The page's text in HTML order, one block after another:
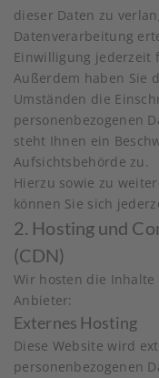
dieser Daten zu
Datenverarbeitung
Einwilligung jederzeit
Außerdem haben Sie
Umständen die
personenbezogenen
steht Ihnen ein
Aufsichtsbehörde zu.
Hierzu sowie zu
können Sie sich
2. Hosting und
(CDN)
Wir hosten die
Anbieter:
Externes Hosting
Diese Website wird
personenbezogenen